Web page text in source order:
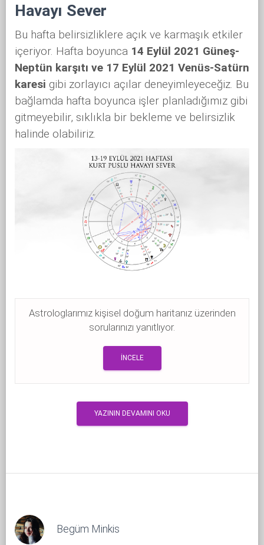
Havayı Sever
Bu hafta belirsizliklere açık ve karmaşık etkiler
içeriyor. Hafta boyunca 14 Eylül 2021 Güneş-
Neptün karşıtı ve 17 Eylül 2021 Venüs-Satürn
karesi gibi zorlayıcı açılar deneyimleyeceğiz. Bu
bağlamda hafta boyunca işler planladığımız gibi
gitmeyebilir, sıklıkla bir bekleme ve belirsizlik
halinde olabiliriz.
Astrologlarımız kişisel doğum haritanız üzerinden
sorularınızı yanıtlıyor.
İNCELE
YAZININ DEVAMINI OKU
Begüm Minkis